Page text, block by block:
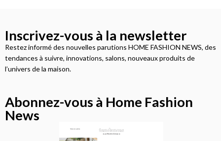
Inscrivez-vous à la newsletter
Restez informé des nouvelles parutions HOME FASHION NEWS, des
tendances à suivre, innovations, salons, nouveaux produits de
l’univers de la maison.
Abonnez-vous à Home Fashion
News